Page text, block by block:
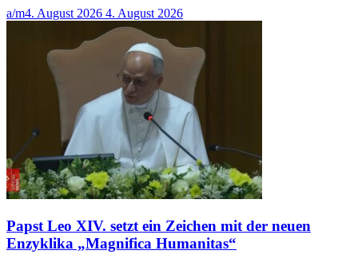
a/m4. August 2026 4. August 2026
Papst Leo XIV. setzt ein Zeichen mit der neuen
Enzyklika „Magnifica Humanitas“